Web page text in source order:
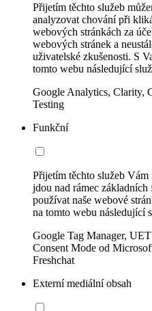
Přijetím těchto služeb
analyzovat chování při
webových stránkách za
webových stránek a
uživatelské zkušenosti. S
tomto webu následující
Google Analytics, Clarity,
Testing
Funkční
Přijetím těchto služeb
jdou nad rámec
používat naše webové
na tomto webu následující
Google Tag Manager,
Consent Mode od
Freshchat
Externí mediální obsah